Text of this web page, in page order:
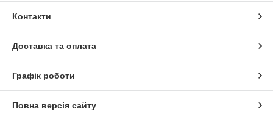
Контакти
Доставка та оплата
Графік роботи
Повна версія сайту